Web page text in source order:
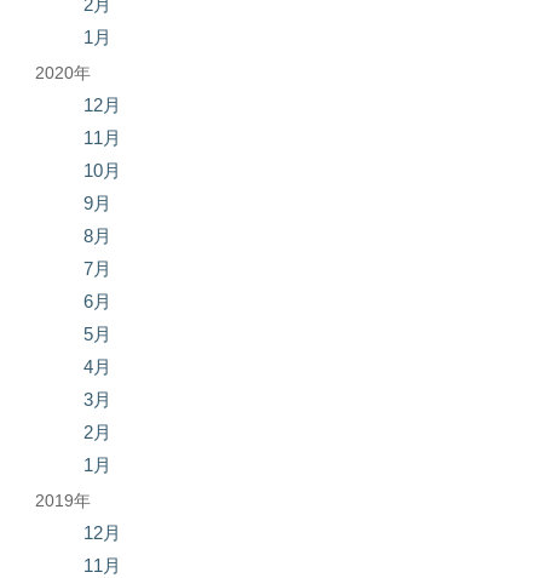
2月
1月
2020年
12月
11月
10月
9月
8月
7月
6月
5月
4月
3月
2月
1月
2019年
12月
11月